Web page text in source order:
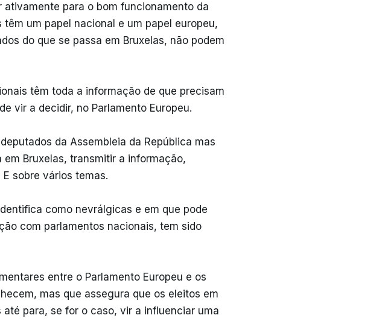
para o bom funcionamento da
um papel nacional e um papel europeu,
do que se passa em Bruxelas, não podem
têm toda a informação de que precisam
vir a decidir, no Parlamento Europeu.
da Assembleia da República mas
Bruxelas, transmitir a informação,
sobre vários temas.
como nevrálgicas e em que pode
com parlamentos nacionais, tem sido
entre o Parlamento Europeu e os
mas que assegura que os eleitos em
para, se for o caso, vir a influenciar uma